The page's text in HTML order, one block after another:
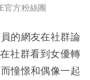
官方粉絲團
的網友在社群論
社群看到女優轉
憧憬和偶像一起